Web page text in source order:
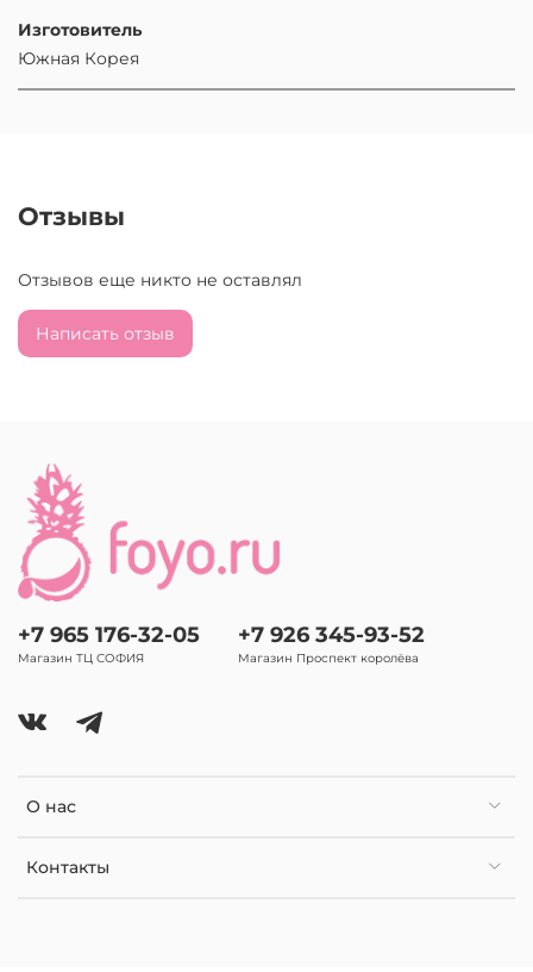
Изготовитель
Южная Корея
Отзывы
Отзывов еще никто не оставлял
Написать отзыв
О нас
Контакты
+7 965 176-32-05
Магазин ТЦ СОФИЯ
+7 926 345-93-52
Магазин Проспект королёва